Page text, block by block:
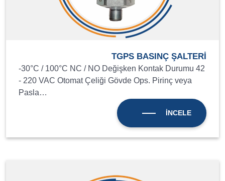
TGPS BASINÇ ŞALTERİ
-30°C / 100°C NC / NO Değişken Kontak Durumu 42
- 220 VAC Otomat Çeliği Gövde Ops. Pirinç veya
Pasla…
İNCELE